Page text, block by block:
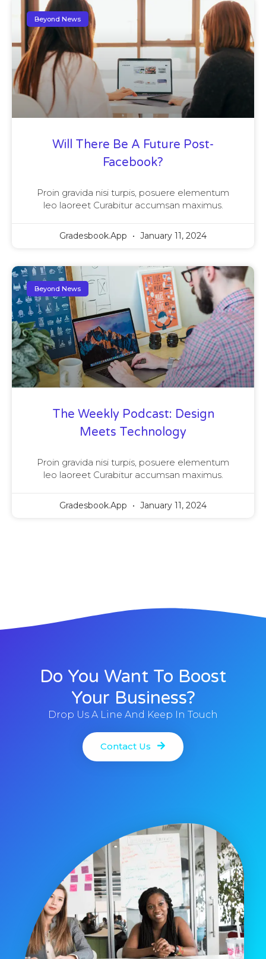
Beyond News
Will There Be A Future Post-
Facebook?
Proin gravida nisi turpis, posuere elementum
leo laoreet Curabitur accumsan maximus.
Gradesbook.app January 11, 2024
Beyond News
The Weekly Podcast: Design
Meets Technology
Proin gravida nisi turpis, posuere elementum
leo laoreet Curabitur accumsan maximus.
Gradesbook.app January 11, 2024
Do You Want To Boost
Your Business?
Drop Us A Line And Keep In Touch
Contact Us